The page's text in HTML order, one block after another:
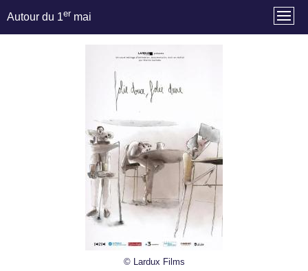
Autour du 1er mai
© Lardux Films